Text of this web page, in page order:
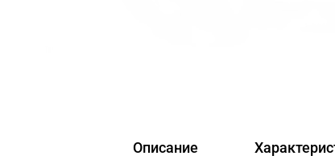
Описание